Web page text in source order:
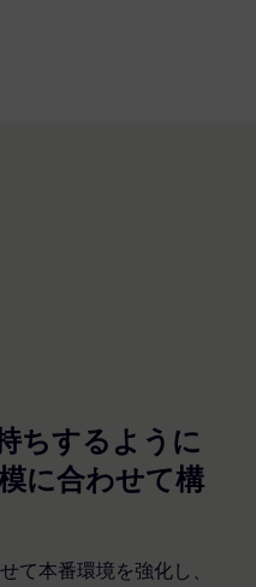
ちするように
に合わせて構
て本番環境を強化し、